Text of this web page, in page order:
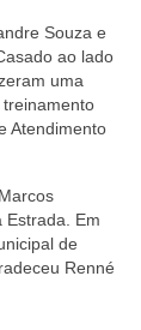
Souza e
ao lado
uma
Atendimento
Estrada. Em
de
Renné